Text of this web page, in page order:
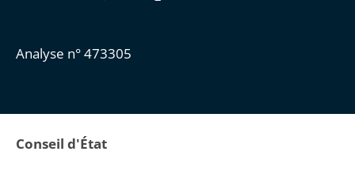
Analyse n° 473305
Conseil d'État